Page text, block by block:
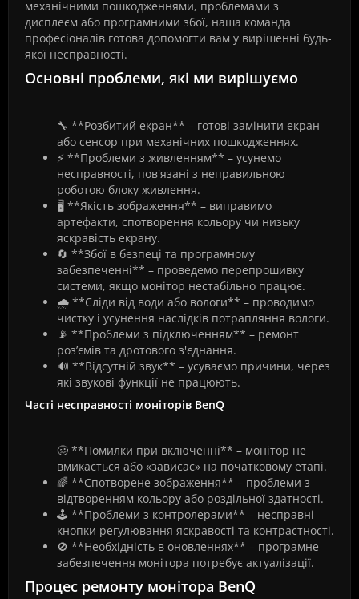
механічними пошкодженнями, проблемами з
дисплеєм або програмними збої, наша команда
професіоналів готова допомогти вам у вирішенні будь-
якої несправності.
Основні проблеми, які ми вирішуємо
🔧 **Розбитий екран** – готові замінити екран
або сенсор при механічних пошкодженнях.
⚡ **Проблеми з живленням** – усунемо
несправності, пов'язані з неправильною
роботою блоку живлення.
🖥️ **Якість зображення** – виправимо
артефакти, спотворення кольору чи низьку
яскравість екрану.
🔄 **Збої в безпеці та програмному
забезпеченні** – проведемо перепрошивку
системи, якщо монітор нестабільно працює.
🌧️ **Сліди від води або вологи** – проводимо
чистку і усунення наслідків потрапляння вологи.
📡 **Проблеми з підключенням** – ремонт
роз’ємів та дротового з'єднання.
🔊 **Відсутній звук** – усуваємо причини, через
які звукові функції не працюють.
Часті несправності моніторів BenQ
🥴 **Помилки при включенні** – монітор не
вмикається або «зависає» на початковому етапі.
🌈 **Спотворене зображення** – проблеми з
відтворенням кольору або роздільної здатності.
🕹️ **Проблеми з контролерами** – несправні
кнопки регулювання яскравості та контрастності.
🚫 **Необхідність в оновленнях** – програмне
забезпечення монітора потребує актуалізації.
Процес ремонту монітора BenQ